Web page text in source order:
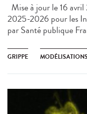
Mise à jour le 16
2025-2026 pour les
par Santé publique
GRIPPE MODÉLISATIONS